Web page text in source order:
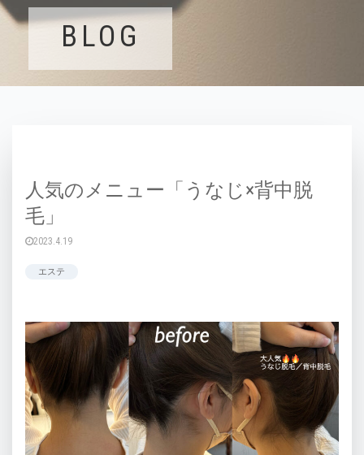
BLOG
人気のメニュー「うなじ×背中脱
毛」
2023.4.19
エステ